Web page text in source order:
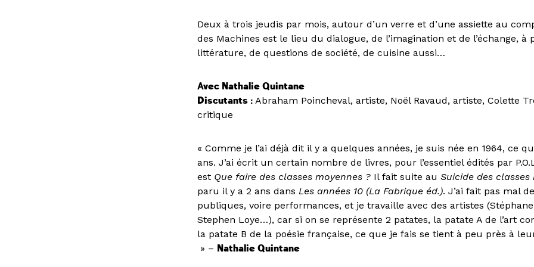
Deux à trois jeudis par mois, autour d’un verre et d’une assiette au
des Machines est le lieu du dialogue, de l’imagination et de l’échange, à
littérature, de questions de société, de cuisine aussi…
Avec Nathalie Quintane
Discutants : Abraham Poincheval, artiste, Noël Ravaud, artiste, Colette
critique
« Comme je l’ai déjà dit il y a quelques années, je suis née en 1964, ce
ans. J’ai écrit un certain nombre de livres, pour l’essentiel édités par
est Que faire des classes moyennes ? Il fait suite auSuicide des classes
paru il y a 2 ans dansLes années 10 (La Fabrique éd.). J’ai fait pas mal
publiques, voire performances, et je travaille avec des artistes
Stephen Loye…), car si on se représente 2 patates, la patate A de l’art
la patate B de la poésie française, ce que je fais se tient à peu près à
» – Nathalie Quintane